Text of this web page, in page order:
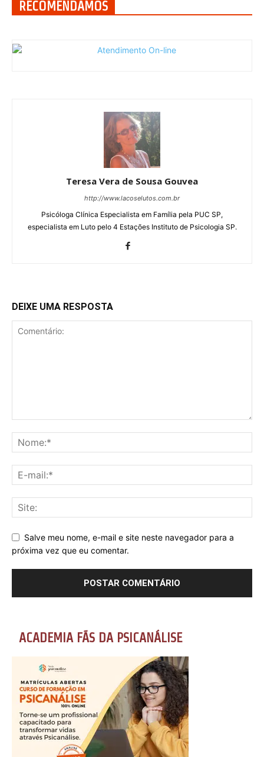
RECOMENDAMOS
Teresa Vera de Sousa Gouvea
http://www.lacoselutos.com.br
Psicóloga Clínica Especialista em Família pela PUC SP,
especialista em Luto pelo 4 Estações Instituto de Psicologia SP.
DEIXE UMA RESPOSTA
Salve meu nome, e-mail e site neste navegador para a
próxima vez que eu comentar.
ACADEMIA FÃS DA PSICANÁLISE